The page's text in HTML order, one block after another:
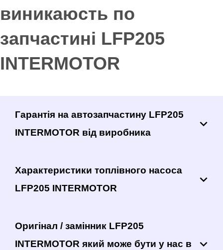
виникаюсть по
запчастині LFP205
INTERMOTOR
Гарантія на автозапчастину LFP205
INTERMOTOR від виробника
Характеристики топлівного насоса
LFP205 INTERMOTOR
Оригінал / замінник LFP205
INTERMOTOR який може бути у нас в